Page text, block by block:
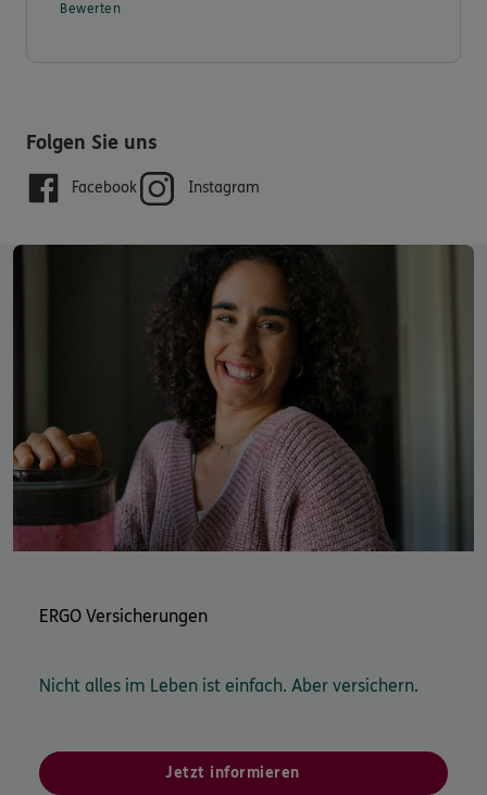
Bewerten
Folgen Sie uns
Facebook Instagram
ERGO Versicherungen
Nicht alles im Leben ist einfach. Aber versichern.
Jetzt informieren